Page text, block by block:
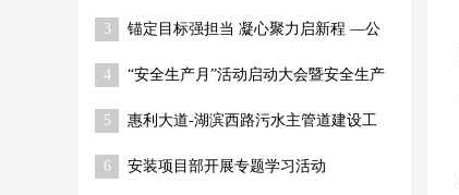
锦旗
3
锚定目标强担当 凝心聚力启新程 —公
4
“安全生产月”活动启动大会暨安全生产
5
惠利大道-湖滨西路污水主管道建设工
6
安装项目部开展专题学习活动